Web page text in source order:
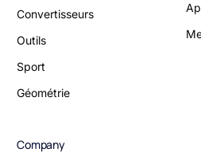
Convertisseurs
Outils
Sport
Géométrie
Company